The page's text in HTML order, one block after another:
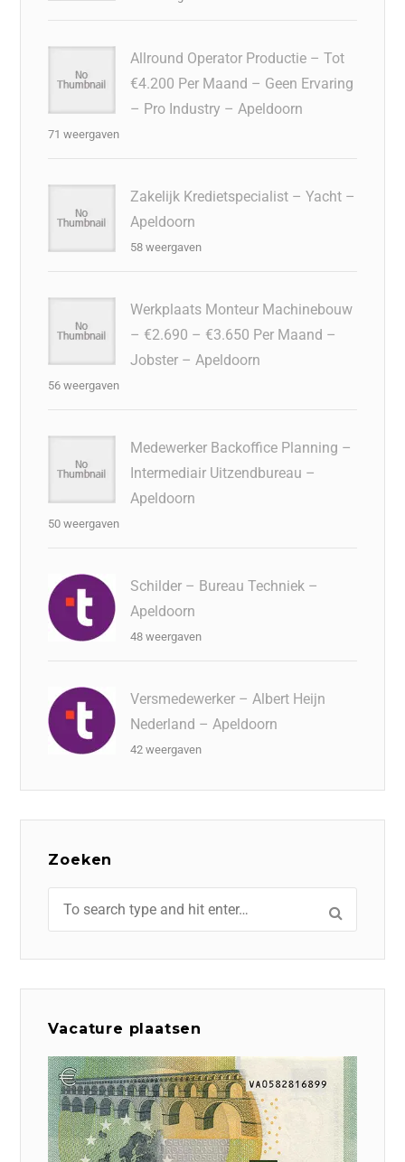
Allround Operator Productie – Tot
€4.200 Per Maand – Geen Ervaring
– Pro Industry – Apeldoorn
71 weergaven
Zakelijk Kredietspecialist – Yacht –
Apeldoorn
58 weergaven
Werkplaats Monteur Machinebouw
– €2.690 – €3.650 Per Maand –
Jobster – Apeldoorn
56 weergaven
Medewerker Backoffice Planning –
Intermediair Uitzendbureau –
Apeldoorn
50 weergaven
Schilder – Bureau Techniek –
Apeldoorn
48 weergaven
Versmedewerker – Albert Heijn
Nederland – Apeldoorn
42 weergaven
Zoeken
Vacature plaatsen